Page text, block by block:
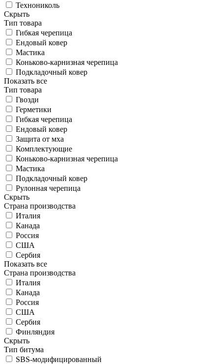
Технониколь
Скрыть
Тип товара
Гибкая черепица
Ендовый ковер
Мастика
Коньково-карнизная черепица
Подкладочный ковер
Показать все
Тип товара
Гвозди
Герметики
Гибкая черепица
Ендовый ковер
Защита от мха
Комплектующие
Коньково-карнизная черепица
Мастика
Подкладочный ковер
Рулонная черепица
Скрыть
Страна производства
Италия
Канада
Россия
США
Сербия
Показать все
Страна производства
Италия
Канада
Россия
США
Сербия
Финляндия
Скрыть
Тип битума
SBS-модифицированный